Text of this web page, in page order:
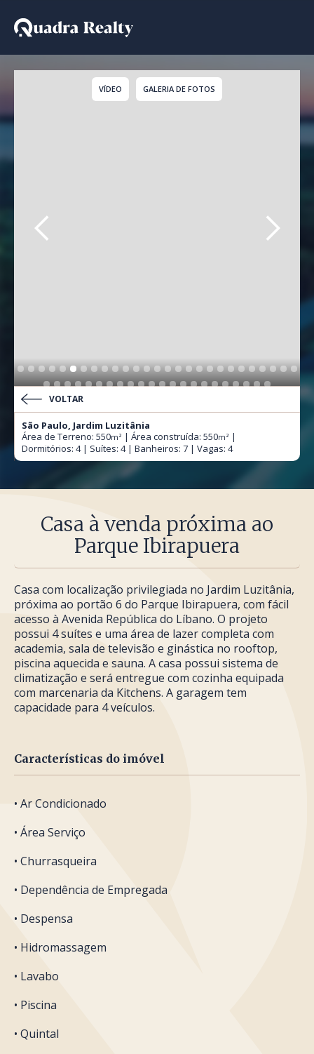
Casa a venda em
VÍDEO GALERIA DE FOTOS
VOLTAR
São Paulo, Jardim Luzitânia
Área de Terreno: 550m² | Área construída: 550m² |
Dormitórios: 4 | Suítes: 4 | Banheiros: 7 | Vagas: 4
Casa à venda próxima ao
Parque Ibirapuera
Casa com localização privilegiada no Jardim Luzitânia,
próxima ao portão 6 do Parque Ibirapuera, com fácil
acesso à Avenida República do Líbano. O projeto
possui 4 suítes e uma área de lazer completa com
academia, sala de televisão e ginástica no rooftop,
piscina aquecida e sauna. A casa possui sistema de
climatização e será entregue com cozinha equipada
com marcenaria da Kitchens. A garagem tem
capacidade para 4 veículos.
Características do imóvel
• Ar Condicionado
• Área Serviço
• Churrasqueira
• Dependência de Empregada
• Despensa
• Hidromassagem
• Lavabo
• Piscina
• Quintal